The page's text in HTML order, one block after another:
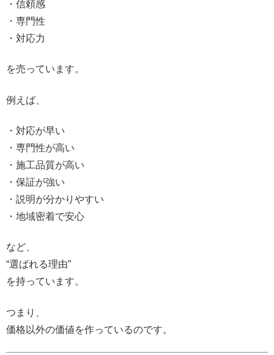
・信頼感
・専門性
・対応力
を売っています。
例えば、
・対応が早い
・専門性が高い
・施工品質が高い
・保証が強い
・説明が分かりやすい
・地域密着で安心
など、
“選ばれる理由”
を持っています。
つまり、
価格以外の価値を作っているのです。